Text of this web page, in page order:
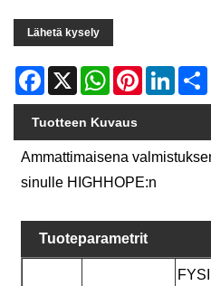
Lähetä kysely
Facebook
X WhatsAppPinterest
Tuotteen Kuvaus
Ammattimaisena
sinulle HIGHHOPE:n
Tuoteparametrit